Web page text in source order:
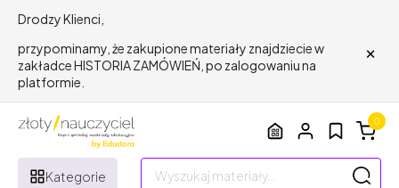
Drodzy Klienci,
przypominamy, że zakupione materiały znajdziecie w
zakładce HISTORIA ZAMÓWIEŃ, po zalogowaniu na
platformie.
×
Kategorie
0